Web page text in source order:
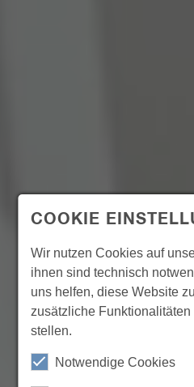
COOKIE
Wir nutzen Cookies auf
ihnen sind technisch
uns helfen, diese Website
zusätzliche Funktionalitäten
stellen.
Notwendige Cookies